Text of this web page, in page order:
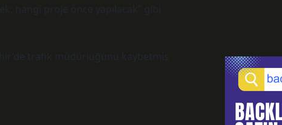
hangi proje önce yapılacak” gibi
trafik müdürlüğünü kaybetmiş